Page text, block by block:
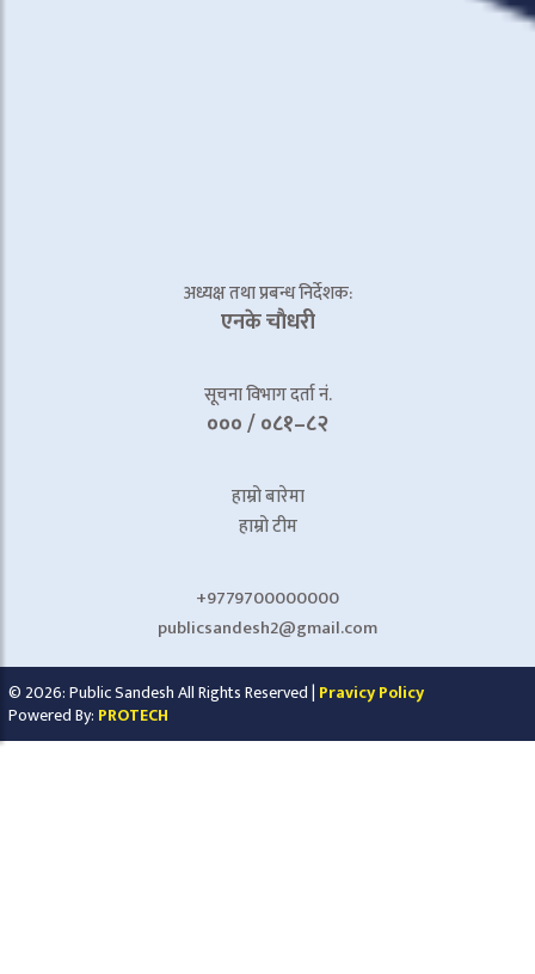
अध्यक्ष तथा प्रबन्ध निर्देशक:
एनके चाैधरी
सूचना विभाग दर्ता नं.
००० / ०८१–८२
हाम्रो बारेमा
हाम्रो टीम
+9779700000000
publicsandesh2@gmail.com
© 2026: Public Sandesh All Rights Reserved | Pravicy Policy
Powered By: PROTECH